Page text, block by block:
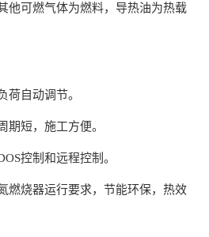
他可燃气体为燃料，导热油为热载
荷自动调节。
期短，施工方便。
控制和远程控制。
燃烧器运行要求，节能环保，热效